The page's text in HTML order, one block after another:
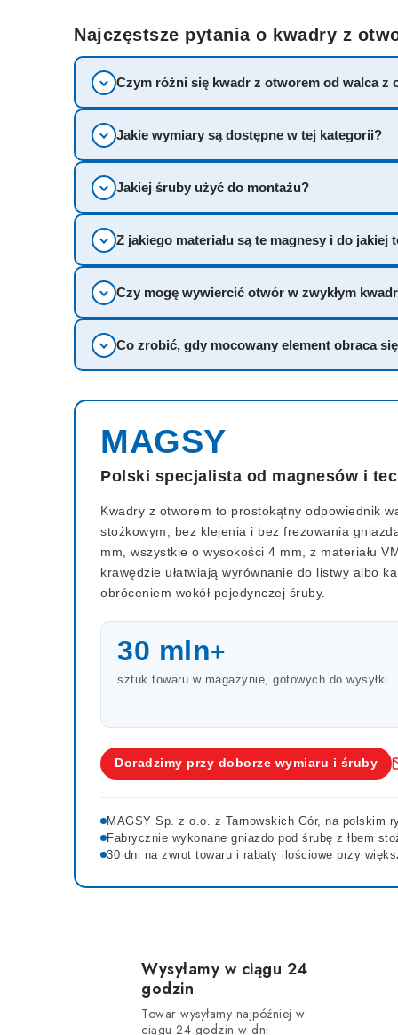
t
y
Najczęstsze pytania o kwadry z
Czym różni się kwadr z otworem od walca z
Jakie wymiary są dostępne w tej kategorii?
Jakiej śruby użyć do montażu?
Z jakiego materiału są te magnesy i do jakiej
Czy mogę wywiercić otwór w zwykłym
Co zrobić, gdy mocowany element obraca
MAGSY
Polski specjalista od magnesów i
Kwadry z otworem to prostokątny odpowiednik
stożkowym, bez klejenia i bez frezowania
mm, wszystkie o wysokości 4 mm, z materiału
krawędzie ułatwiają wyrównanie do listwy albo
obróceniem wokół pojedynczej śruby.
30 mln+
sztuk towaru w magazynie, gotowych do wysyłki
Doradzimy przy doborze wymiaru i śruby
MAGSY Sp. z o.o. z Tarnowskich Gór, na polskim
Fabrycznie wykonane gniazdo pod śrubę z łbem
30 dni na zwrot towaru i rabaty ilościowe przy
Wysyłamy w ciągu 24
godzin
Towar wysyłamy najpóźniej w
ciągu 24 godzin w dni